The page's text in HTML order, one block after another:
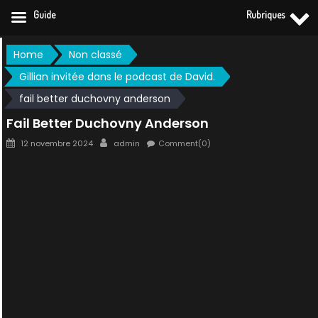
Skip
to
content
Home
Non classé
Gillian invitée dans le podcast de David.
fail better duchovny anderson
Fail Better Duchovny Anderson
Posted
12 novembre 2024 Author
admin Comment(0)
Guide Rubriques